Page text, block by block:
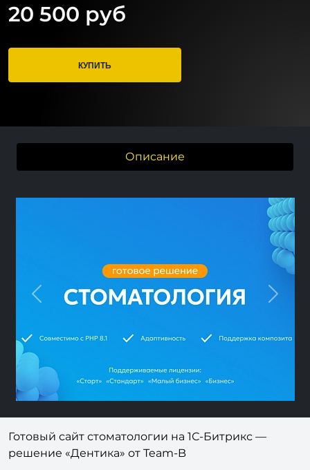
20 500 руб
КУПИТЬ
Описание
Previous Next
Готовый сайт стоматологии на 1С-Битрикс —
решение «Дентика» от Team-B